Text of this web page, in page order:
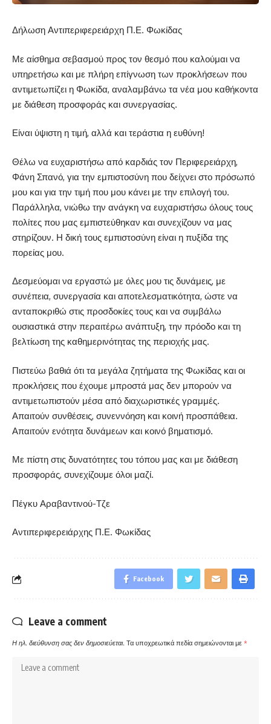
Δήλωση Αντιπεριφερειάρχη Π.Ε. Φωκίδας
Με αίσθημα σεβασμού προς τον θεσμό που καλούμαι να
υπηρετήσω και με πλήρη επίγνωση των προκλήσεων που
αντιμετωπίζει η Φωκίδα, αναλαμβάνω τα νέα μου καθήκοντα
με διάθεση προσφοράς και συνεργασίας.
Είναι ύψιστη η τιμή, αλλά και τεράστια η ευθύνη!
Θέλω να ευχαριστήσω από καρδιάς τον Περιφερειάρχη,
Φάνη Σπανό, για την εμπιστοσύνη που δείχνει στο πρόσωπό
μου και για την τιμή που μου κάνει με την επιλογή του.
Παράλληλα, νιώθω την ανάγκη να ευχαριστήσω όλους τους
πολίτες που μας εμπιστεύθηκαν και συνεχίζουν να μας
στηρίζουν. Η δική τους εμπιστοσύνη είναι η πυξίδα της
πορείας μου.
Δεσμεύομαι να εργαστώ με όλες μου τις δυνάμεις, με
συνέπεια, συνεργασία και αποτελεσματικότητα, ώστε να
ανταποκριθώ στις προσδοκίες τους και να συμβάλω
ουσιαστικά στην περαιτέρω ανάπτυξη, την πρόοδο και τη
βελτίωση της καθημερινότητας της περιοχής μας.
Πιστεύω βαθιά ότι τα μεγάλα ζητήματα της Φωκίδας και οι
προκλήσεις που έχουμε μπροστά μας δεν μπορούν να
αντιμετωπιστούν μέσα από διαχωριστικές γραμμές.
Απαιτούν συνθέσεις, συνεννόηση και κοινή προσπάθεια.
Απαιτούν ενότητα δυνάμεων και κοινό βηματισμό.
Με πίστη στις δυνατότητες του τόπου μας και με διάθεση
προσφοράς, συνεχίζουμε όλοι μαζί.
Πέγκυ Αραβαντινού-Τζε
Αντιπεριφερειάρχης Π.Ε. Φωκίδας
Facebook
Leave a comment
Η ηλ. διεύθυνση σας δεν δημοσιεύεται. Τα υποχρεωτικά πεδία σημειώνονται με *